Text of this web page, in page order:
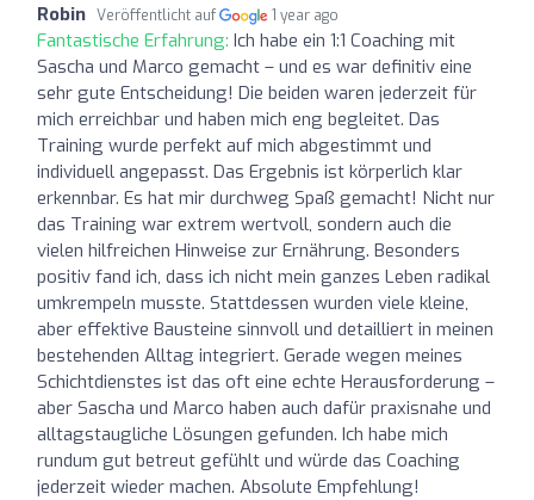
Robin Veröffentlicht auf 1 year ago
Fantastische Erfahrung: Ich habe ein 1:1 Coaching mit
Sascha und Marco gemacht – und es war definitiv eine
sehr gute Entscheidung! Die beiden waren jederzeit für
mich erreichbar und haben mich eng begleitet. Das
Training wurde perfekt auf mich abgestimmt und
individuell angepasst. Das Ergebnis ist körperlich klar
erkennbar. Es hat mir durchweg Spaß gemacht! Nicht nur
das Training war extrem wertvoll, sondern auch die
vielen hilfreichen Hinweise zur Ernährung. Besonders
positiv fand ich, dass ich nicht mein ganzes Leben radikal
umkrempeln musste. Stattdessen wurden viele kleine,
aber effektive Bausteine sinnvoll und detailliert in meinen
bestehenden Alltag integriert. Gerade wegen meines
Schichtdienstes ist das oft eine echte Herausforderung –
aber Sascha und Marco haben auch dafür praxisnahe und
alltagstaugliche Lösungen gefunden. Ich habe mich
rundum gut betreut gefühlt und würde das Coaching
jederzeit wieder machen. Absolute Empfehlung!